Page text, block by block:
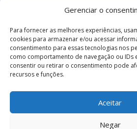
Gerenciar o
Para fornecer as melhores experiências,
cookies para armazenar e/ou acessar
consentimento para essas tecnologias nos
como comportamento de navegação ou IDs
consentir ou retirar o consentimento pode
recursos e funções.
Aceitar
Negar
Manchete
© Copyright 2011-